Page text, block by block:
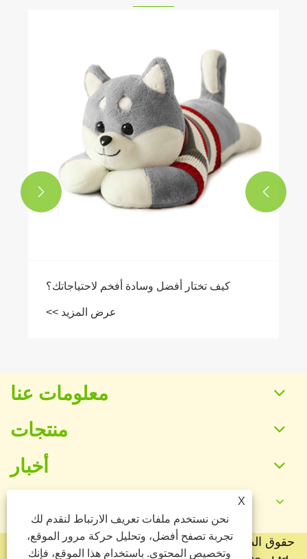
كيف تؤدي الألعاب الفخمة إلى تحويل الهدايا؟
عرض المزيد >>


معلومات عنا
منتجات
أخبار
حقوق الطبع والنشر © 2025 شركة Baoding Yuankang
X
نحن نستخدم ملفات تعريف الارتباط لنقدم لك
تجربة تصفح أفضل، وتحليل حركة مرور الموقع،
وتخصيص المحتوى. باستخدام هذا الموقع، فإنك